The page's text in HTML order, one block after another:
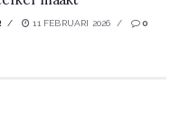
11 FEBRUARI 2026 0